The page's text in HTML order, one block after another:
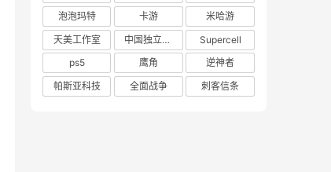
泡泡玛特
卡游
米哈游
天美工作室
中国独立游戏联盟
Supercell
ps5
鹰角
逆神者
帕斯亚科技
全面战争 刺客信条